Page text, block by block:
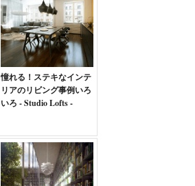
憧れる！ステキなインテ
リアのリビング事例いろ
いろ - Studio Lofts -